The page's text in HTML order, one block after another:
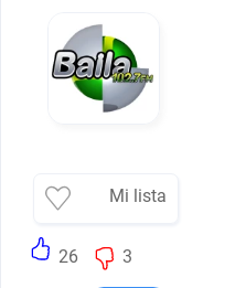
Mi lista
26 3